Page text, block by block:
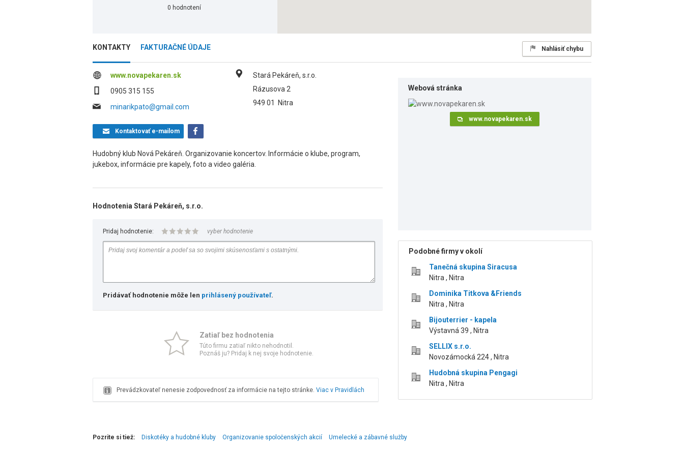
0 hodnotení
KONTAKTY FAKTURAČNÉ ÚDAJE Nahlásiť chybu
www.novapekaren.sk
0905 315 155
minarikpato@gmail.com
Stará Pekáreň, s.r.o.
Rázusova 2
949 01
Nitra
Kontaktovaťe-mailom
Hudobný klub Nová Pekáreň. Organizovanie koncertov. Informácie o klube, program,
jukebox, informácie pre kapely, foto a video galéria.
Hodnotenia Stará Pekáreň, s.r.o.
Pridaj hodnotenie: vyber hodnotenie
Pridávať hodnotenie môže len prihlásený používateľ.
Zatiaľ bez hodnotenia
Túto firmu zatiaľ nikto nehodnotil.
Poznáš ju? Pridaj k nej svoje hodnotenie.
Prevádzkovateľ nenesie zodpovednosť za informácie na tejto stránke. Viac v Pravidlách
Webová stránka
www.novapekaren.sk
Podobné firmy v okolí
Tanečná skupina Siracusa
Nitra , Nitra
Dominika Titkova &Friends
Nitra , Nitra
Bijouterrier - kapela
Výstavná 39 , Nitra
SELLIX s.r.o.
Novozámocká 224 , Nitra
Hudobná skupina Pengagi
Nitra , Nitra
Pozrite si tiež: Diskotéky a hudobné kluby Organizovanie spoločenských akcií Umelecké a zábavné služby